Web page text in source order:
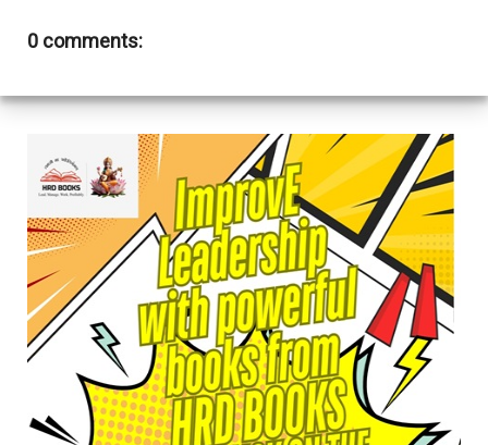
0 comments: